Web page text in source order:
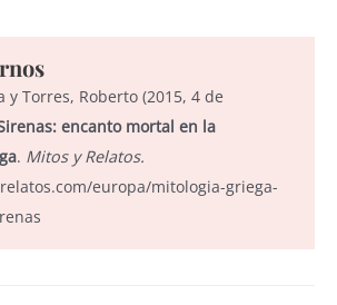
y Torres, Roberto (2015, 4 de
encanto mortal en la
. Mitos y Relatos.
europa/mitologia-griega-